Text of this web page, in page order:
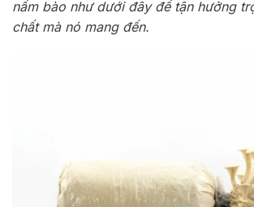
nấm bào như dưới đây để tận hưởng
chất mà nó mang đến.